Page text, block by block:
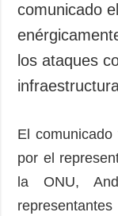
comunicado
los ataques
El
por el
la ONU,